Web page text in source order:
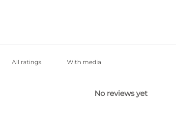
With media
No reviews yet